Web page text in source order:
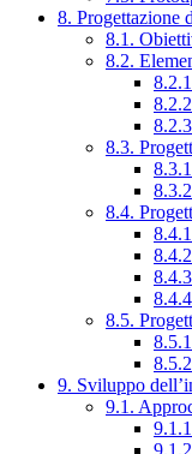
8. Progettazione
8.1.
8.2.
8.3.
8.4.
8.5.
9. Sviluppo
9.1.